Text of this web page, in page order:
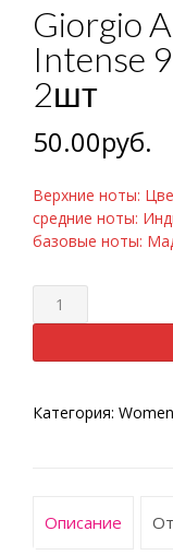
Giorgio
Intense
2шт
50.00руб.
Верхние ноты:
средние ноты:
базовые ноты:
Количество
Категория: Women
Описание